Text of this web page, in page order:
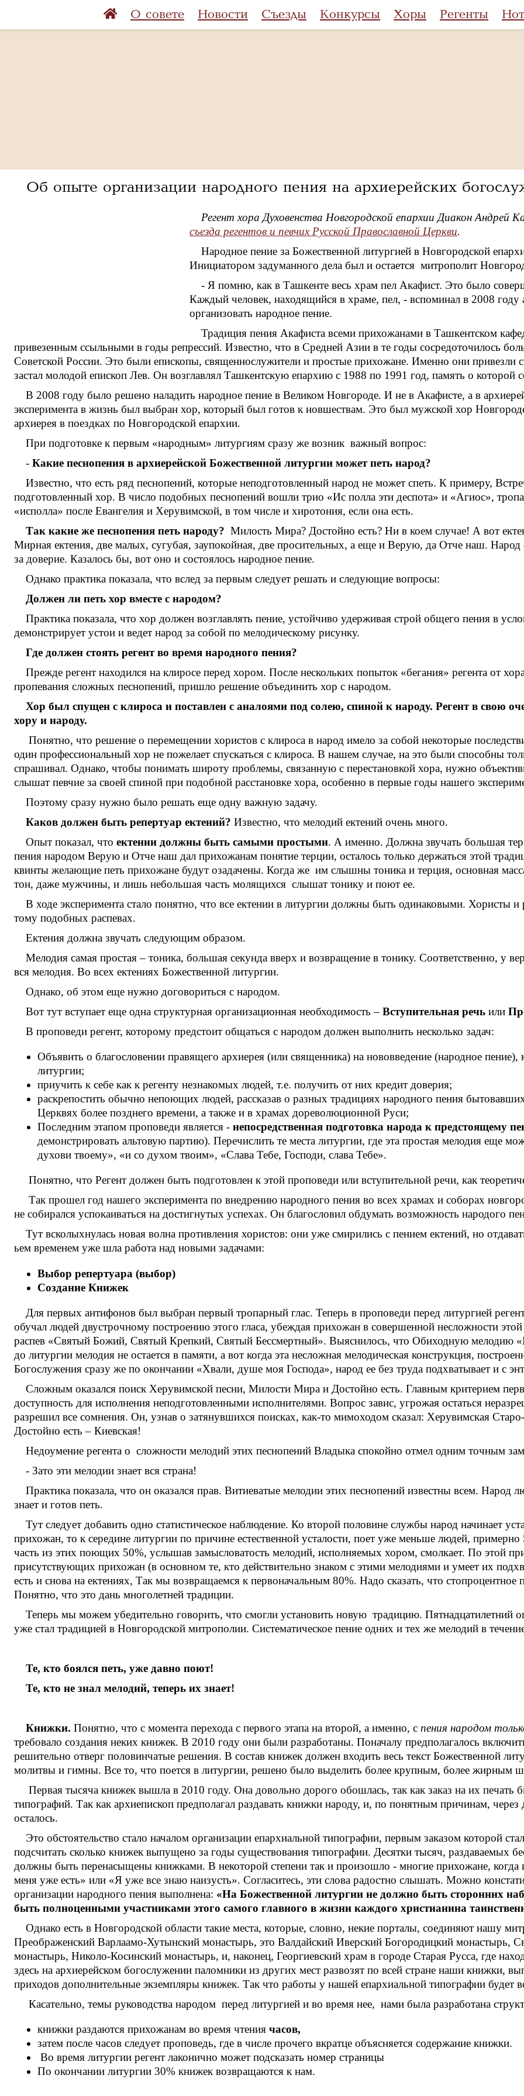
О совете Новости Съезды Конкурсы Хоры Регенты
Об опыте организации народного пения на архиерейских
Регент хора Духовенства Новгородской епархии Диакон Андрей
съезда регентов и певчих Русской Православной Церкви.
Народное пение за Божественной литургией в Новгородской
Инициатором задуманного дела был и остается митрополит
- Я помню, как в Ташкенте весь храм пел Акафист. Это было
Каждый человек, находящийся в храме, пел, - вспоминал в 2008
организовать народное пение.
Традиция пения Акафиста всеми прихожанами в Ташкентском
привезенным ссыльными в годы репрессий. Известно, что в Средней Азии в те годы сосредоточилось
Советской России. Это были епископы, священнослужители и простые прихожане. Именно они привезли
застал молодой епископ Лев. Он возглавлял Ташкентскую епархию с 1988 по 1991 год, память о которой
В 2008 году было решено наладить народное пение в Великом Новгороде. И не в Акафисте, а в
эксперимента в жизнь был выбран хор, который был готов к новшествам. Это был мужской хор
архиерея в поездках по Новгородской епархии.
При подготовке к первым «народным» литургиям сразу же возник важный вопрос:
- Какие песнопения в архиерейской Божественной литургии может петь народ?
Известно, что есть ряд песнопений, которые неподготовленный народ не может спеть. К примеру,
подготовленный хор. В число подобных песнопений вошли трио «Ис полла эти деспота» и «Агиос»,
«исполла» после Евангелия и Херувимской, в том числе и хиротония, если она есть.
Так какие же песнопения петь народу? Милость Мира? Достойно есть? Ни в коем случае! А вот
Мирная ектения, две малых, сугубая, заупокойная, две просительных, а еще и Верую, да Отче наш. Народ
за доверие. Казалось бы, вот оно и состоялось народное пение.
Однако практика показала, что вслед за первым следует решать и следующие вопросы:
Должен ли петь хор вместе с народом?
Практика показала, что хор должен возглавлять пение, устойчиво удерживая строй общего пения в
демонстрирует устои и ведет народ за собой по мелодическому рисунку.
Где должен стоять регент во время народного пения?
Прежде регент находился на клиросе перед хором. После нескольких попыток «бегания» регента от
пропевания сложных песнопений, пришло решение объединить хор с народом.
Хор был спущен с клироса и поставлен с аналоями под солею, спиной к народу. Регент в свою
хору и народу.
Понятно, что решение о перемещении хористов с клироса в народ имело за собой некоторые
один профессиональный хор не пожелает спускаться с клироса. В нашем случае, на это были способны
спрашивал. Однако, чтобы понимать широту проблемы, связанную с перестановкой хора, нужно
слышат певчие за своей спиной при подобной расстановке хора, особенно в первые годы нашего
Поэтому сразу нужно было решать еще одну важную задачу.
Каков должен быть репертуар ектений? Известно, что мелодий ектений очень много.
Опыт показал, что ектении должны быть самыми простыми. А именно. Должна звучать большая
пения народом Верую и Отче наш дал прихожанам понятие терции, осталось только держаться этой
квинты желающие петь прихожане будут озадачены. Когда же им слышны тоника и терция, основная
тон, даже мужчины, и лишь небольшая часть молящихся слышат тонику и поют ее.
В ходе эксперимента стало понятно, что все ектении в литургии должны быть одинаковыми. Хористы
тому подобных распевах.
Ектения должна звучать следующим образом.
Мелодия самая простая – тоника, большая секунда вверх и возвращение в тонику. Соответственно, у
вся мелодия. Во всех ектениях Божественной литургии.
Однако, об этом еще нужно договориться с народом.
Вот тут вступает еще одна структурная организационная необходимость – Вступительная речь или
В проповеди регент, которому предстоит общаться с народом должен выполнить несколько задач:
Объявить о благословении правящего архиерея (или священника) на нововведение (народное
литургии;
приучить к себе как к регенту незнакомых людей, т.е. получить от них кредит доверия;
раскрепостить обычно непоющих людей, рассказав о разных традициях народного пения
Церквях более позднего времени, а также и в храмах дореволюционной Руси;
Последним этапом проповеди является - непосредственная подготовка народа к предстоящему
демонстрировать альтовую партию). Перечислить те места литургии, где эта простая мелодия еще
духови твоему», «и со духом твоим», «Слава Тебе, Господи, слава Тебе».
Понятно, что Регент должен быть подготовлен к этой проповеди или вступительной речи, как
Так прошел год нашего эксперимента по внедрению народного пения во всех храмах и соборах
не собирался успокаиваться на достигнутых успехах. Он благословил обдумать возможность народого
Тут всколыхнулась новая волна противления хористов: они уже смирились с пением ектений, но
ьем временем уже шла работа над новыми задачами:
Выбор репертуара (выбор)
Создание Книжек
Для первых антифонов был выбран первый тропарный глас. Теперь в проповеди перед литургией
обучал людей двустрочному построению этого гласа, убеждая прихожан в совершенной несложности
распев «Святый Божий, Святый Крепкий, Святый Бессмертный». Выяснилось, что Обиходную мелодию
до литургии мелодия не остается в памяти, а вот когда эта несложная мелодическая конструкция,
Богослужения сразу же по окончании «Хвали, душе моя Господа», народ ее без труда подхватывает и с
Сложным оказался поиск Херувимской песни, Милости Мира и Достойно есть. Главным критерием
доступность для исполнения неподготовленными исполнителями. Вопрос завис, угрожая остаться
разрешил все сомнения. Он, узнав о затянувшихся поисках, как-то мимоходом сказал: Херувимская
Достойно есть – Киевская!
Недоумение регента о сложности мелодий этих песнопений Владыка спокойно отмел одним точным
- Зато эти мелодии знает вся страна!
Практика показала, что он оказался прав. Витиеватые мелодии этих песнопений известны всем. Народ
знает и готов петь.
Тут следует добавить одно статистическое наблюдение. Ко второй половине службы народ начинает
прихожан, то к середине литургии по причине естественной усталости, поет уже меньше людей,
часть из этих поющих 50%, услышав замысловатость мелодий, исполняемых хором, смолкает. По этой
присутствующих прихожан (в основном те, кто действительно знаком с этими мелодиями и умеет их
есть и снова на ектениях, Так мы возвращаемся к первоначальным 80%. Надо сказать, что
Понятно, что это дань многолетней традиции.
Теперь мы можем убедительно говорить, что смогли установить новую традицию. Пятнадцатилетний
уже стал традицией в Новгородской митрополии. Систематическое пение одних и тех же мелодий в
Те, кто боялся петь, уже давно поют!
Те, кто не знал мелодий, теперь их знает!
Книжки. Понятно, что с момента перехода с первого этапа на второй, а именно, с пения народом
требовало создания неких книжек. В 2010 году они были разработаны. Поначалу предполагалось
решительно отверг половинчатые решения. В состав книжек должен входить весь текст Божественной
молитвы и гимны. Все то, что поется в литургии, решено было выделить более крупным, более жирным
Первая тысяча книжек вышла в 2010 году. Она довольно дорого обошлась, так как заказ на их печать
типографий. Так как архиепископ предполагал раздавать книжки народу, и, по понятным причинам, через
осталось.
Это обстоятельство стало началом организации епархиальной типографии, первым заказом которой
подсчитать сколько книжек выпущено за годы существования типографии. Десятки тысяч, раздаваемых
должны быть перенасыщены книжками. В некоторой степени так и произошло - многие прихожане,
меня уже есть» или «Я уже все знаю наизусть». Согласитесь, эти слова радостно слышать. Можно
организации народного пения выполнена: «На Божественной литургии не должно быть сторонних
быть полноценными участниками этого самого главного в жизни каждого христианина
Однако есть в Новгородской области такие места, которые, словно, некие порталы, соединяют нашу
Преображенский Варлаамо-Хутынский монастырь, это Валдайский Иверский Богородицкий монастырь,
монастырь, Николо-Косинский монастырь, и, наконец, Георгиевский храм в городе Старая Русса, где
здесь на архиерейском богослужении паломники из других мест развозят по всей стране наши книжки,
приходов дополнительные экземпляры книжек. Так что работы у нашей епархиальной типографии будет
Касательно, темы руководства народом перед литургией и во время нее, нами была разработана
книжки раздаются прихожанам во время чтения часов,
затем после часов следует проповедь, где в числе прочего вкратце объясняется содержание книжки.
Во время литургии регент лаконично может подсказать номер страницы
По окончании литургии 30% книжек возвращаются к нам.